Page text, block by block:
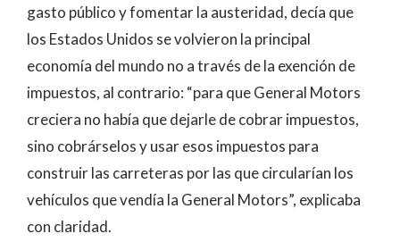
gasto público y fomentar la austeridad, decía que
los Estados Unidos se volvieron la principal
economía del mundo no a través de la exención de
impuestos, al contrario: “para que General Motors
creciera no había que dejarle de cobrar impuestos,
sino cobrárselos y usar esos impuestos para
construir las carreteras por las que circularían los
vehículos que vendía la General Motors”, explicaba
con claridad.